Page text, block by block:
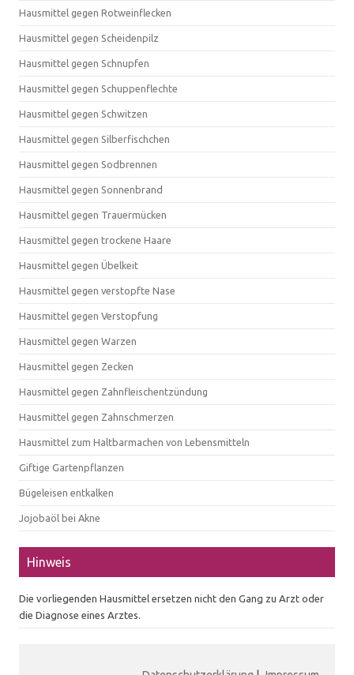
Hausmittel gegen Rotweinflecken
Hausmittel gegen Scheidenpilz
Hausmittel gegen Schnupfen
Hausmittel gegen Schuppenflechte
Hausmittel gegen Schwitzen
Hausmittel gegen Silberfischchen
Hausmittel gegen Sodbrennen
Hausmittel gegen Sonnenbrand
Hausmittel gegen Trauermücken
Hausmittel gegen trockene Haare
Hausmittel gegen Übelkeit
Hausmittel gegen verstopfte Nase
Hausmittel gegen Verstopfung
Hausmittel gegen Warzen
Hausmittel gegen Zecken
Hausmittel gegen Zahnfleischentzündung
Hausmittel gegen Zahnschmerzen
Hausmittel zum Haltbarmachen von Lebensmitteln
Giftige Gartenpflanzen
Bügeleisen entkalken
Jojobaöl bei Akne
Hinweis
Die vorliegenden Hausmittel ersetzen nicht den Gang zu Arzt oder
die Diagnose eines Arztes.